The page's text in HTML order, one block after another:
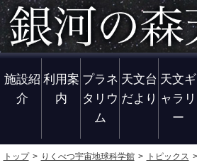
施設紹
介
利用案
内
プラネ
タリウ
ム
天文台
だより
天文ギ
ャラリ
ー
トップ りくべつ宇宙地球科学館
トピックス